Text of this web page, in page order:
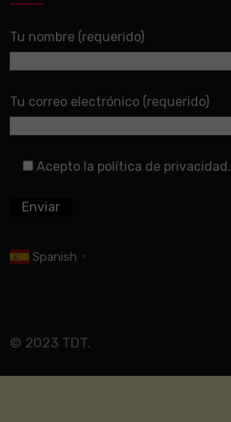
Tu nombre (requerido)
Tu correo electrónico (requerido)
Acepto la política de privacidad.
Spanish ▼
© 2023 TDT.